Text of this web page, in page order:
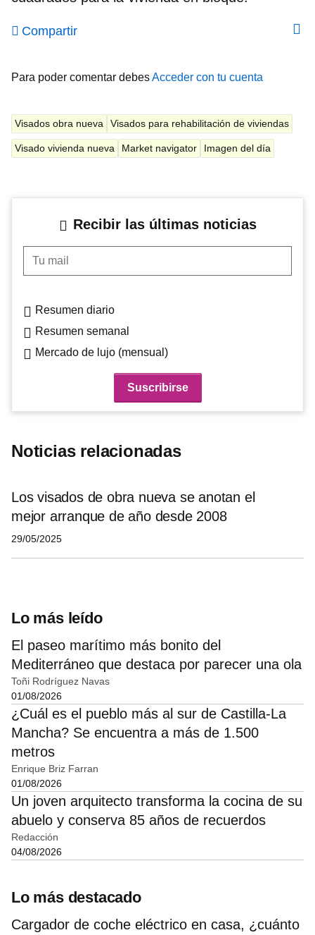
Compartir
Para poder comentar debesAcceder con tu cuenta
Visados obra nueva Visados para rehabilitación de viviendas
Visado vivienda nueva Market navigator Imagen del día
Recibir las últimas noticias
Tu mail
Resumen diario
Resumen semanal
Mercado de lujo (mensual)
Noticias relacionadas
Los visados de obra nueva se anotan el
mejor arranque de año desde 2008
29/05/2025
Lo más leído
El paseo marítimo más bonito del
Mediterráneo que destaca por parecer una ola
Toñi Rodríguez Navas
01/08/2026
¿Cuál es el pueblo más al sur de Castilla-La
Mancha? Se encuentra a más de 1.500
metros
Enrique Briz Farran
01/08/2026
Un joven arquitecto transforma la cocina de su
abuelo y conserva 85 años de recuerdos
Redacción
04/08/2026
Lo más destacado
Cargador de coche eléctrico en casa, ¿cuánto